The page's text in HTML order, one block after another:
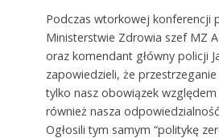
Podczas wtorkowej konferencji
Ministerstwie Zdrowia szef MZ
oraz komendant główny policji
zapowiedzieli, że
tylko nasz obowiązek względem
również nasza
Ogłosili tym samym “politykę